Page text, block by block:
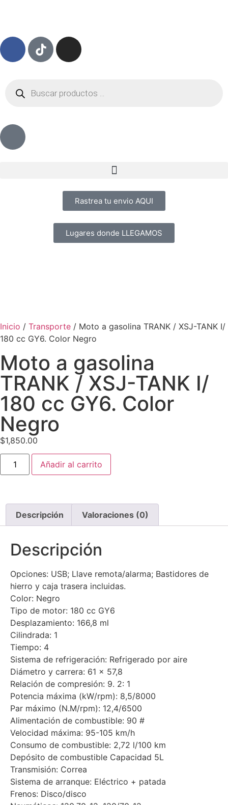
Rastrea tu envio AQUI
Lugares donde LLEGAMOS
Inicio / Transporte / Moto a gasolina TRANK / XSJ-TANK I/
180 cc GY6. Color Negro
Moto a gasolina
TRANK / XSJ-TANK I/
180 cc GY6. Color
Negro
$1,850.00
Añadir al carrito
Descripción Valoraciones (0)
Descripción
Opciones: USB; Llave remota/alarma; Bastidores de
hierro y caja trasera incluidas.
Color: Negro
Tipo de motor: 180 cc GY6
Desplazamiento: 166,8 ml
Cilindrada: 1
Tiempo: 4
Sistema de refrigeración: Refrigerado por aire
Diámetro y carrera: 61 x 57,8
Relación de compresión: 9. 2: 1
Potencia máxima (kW/rpm): 8,5/8000
Par máximo (N.M/rpm): 12,4/6500
Alimentación de combustible: 90 #
Velocidad máxima: 95-105 km/h
Consumo de combustible: 2,72 l/100 km
Depósito de combustible Capacidad 5L
Transmisión: Correa
Sistema de arranque: Eléctrico + patada
Frenos: Disco/disco